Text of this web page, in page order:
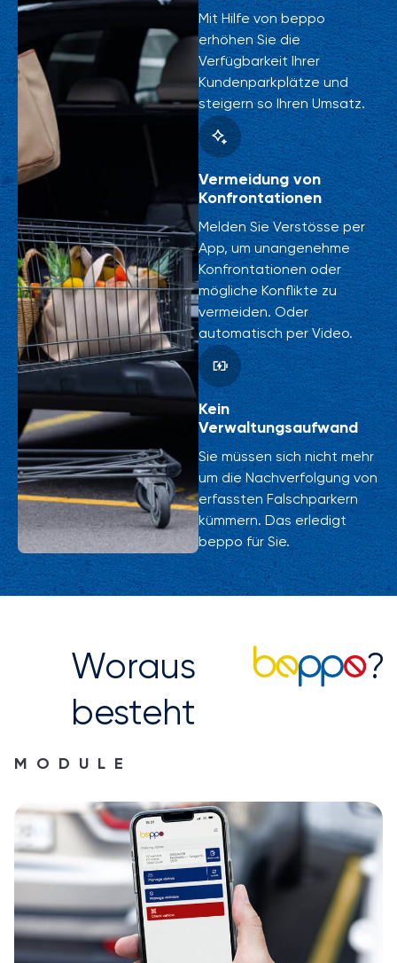
Mit Hilfe von beppo
erhöhen Sie die
Verfügbarkeit Ihrer
Kundenparkplätze und
steigern so Ihren Umsatz.
Vermeidung von
Konfrontationen
Melden Sie Verstösse per
App, um unangenehme
Konfrontationen oder
mögliche Konflikte zu
vermeiden. Oder
automatisch per Video.
Kein
Verwaltungsaufwand
Sie müssen sich nicht mehr
um die Nachverfolgung von
erfassten Falschparkern
kümmern. Das erledigt
beppo für Sie.
Woraus
besteht
?
MODULE